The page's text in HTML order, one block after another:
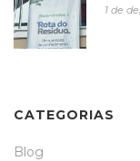
1 de
CATEGORIAS
Blog